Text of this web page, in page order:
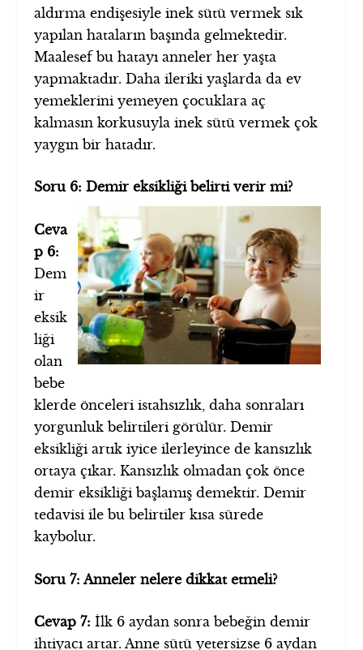
aldırma endişesiyle inek sütü vermek sık
yapılan hataların başında gelmektedir.
Maalesef bu hatayı anneler her yaşta
yapmaktadır. Daha ileriki yaşlarda da ev
yemeklerini yemeyen çocuklara aç
kalmasın korkusuyla inek sütü vermek çok
yaygın bir hatadır.
Soru 6: Demir eksikliği belirti verir mi?
Ceva
p 6:
Dem
ir
eksik
liği
olan
bebe
klerde önceleri istahsızlık, daha sonraları
yorgunluk belirtileri görülür. Demir
eksikliği artık iyice ilerleyince de kansızlık
ortaya çıkar. Kansızlık olmadan çok önce
demir eksikliği başlamış demektir. Demir
tedavisi ile bu belirtiler kısa sürede
kaybolur.
Soru 7: Anneler nelere dikkat etmeli?
Cevap 7:İlk 6 aydan sonra bebeğin demir
ihtiyacı artar. Anne sütü yetersizse 6 aydan